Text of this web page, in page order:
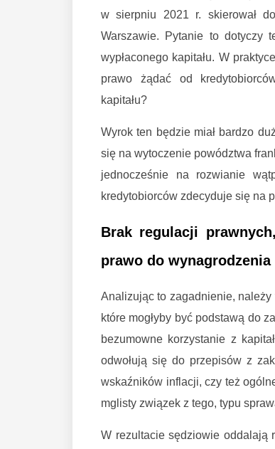
w sierpniu 2021 r. skierował
Warszawie. Pytanie to dotyczy
wypłaconego kapitału. W
prawo żądać od
kapitału?
Wyrok ten będzie miał bardzo
się na wytoczenie powództwa
jednocześnie na rozwianie
kredytobiorców zdecyduje się na
Brak regulacji
prawo do
Analizując to zagadnienie,
które mogłyby być podstawą do
bezumowne korzystanie z
odwołują się do przepisów z
wskaźników inflacji, czy też
mglisty związek z tego, typu
W rezultacie sędziowie oddalają